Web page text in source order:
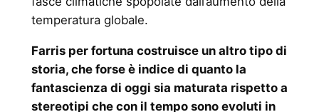
temperatura globale.
Farris per fortuna costruisce un altro tipo di
storia, che forse è indice di quanto la
fantascienza di oggi sia maturata rispetto a
stereotipi che con il tempo sono evoluti in